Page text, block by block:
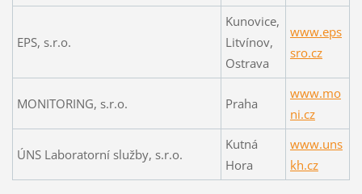
EPS, s.r.o.
Kunovice,
Litvínov,
Ostrava
www.eps
sro.cz
MONITORING, s.r.o. Praha
www.mo
ni.cz
ÚNS Laboratorní služby, s.r.o.
Kutná
Hora
www.uns
kh.cz